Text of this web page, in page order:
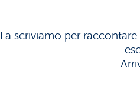
La scriviamo per